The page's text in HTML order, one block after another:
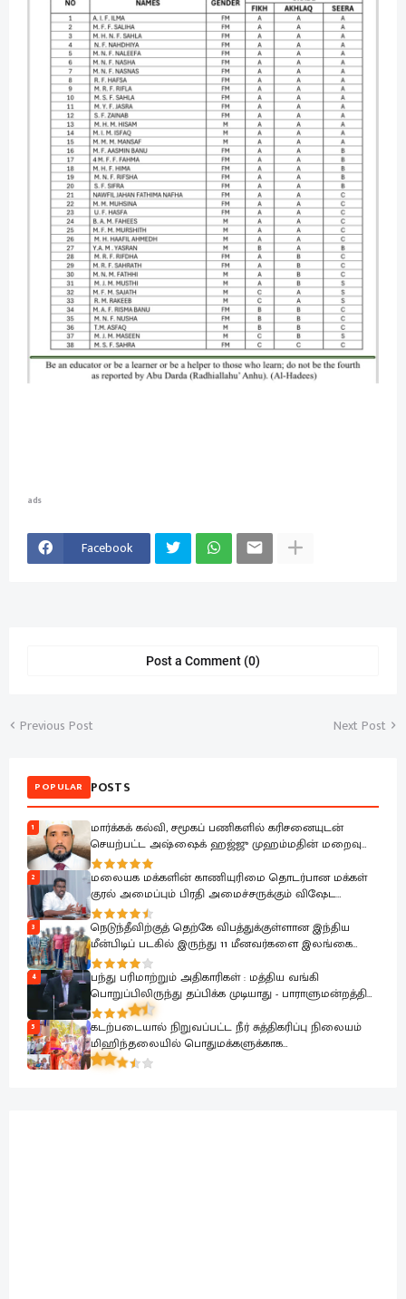
ads
Facebook
Post a Comment (0)
Previous Post Next Post
POPULAR POSTS
1
மார்க்கக் கல்வி, சமூகப் பணிகளில் கரிசனையுடன்
செயற்பட்ட அஷ்ஷைக் ஹஜ்ஜு முஹம்மதின் மறைவு
பேரிழப்பாகும்; அம்பாறை மாவட்ட ஜம்இய்யத்துல் உலமா
ஆழ்ந்த கவலை.!
2
மலையக மக்களின் காணியுரிமை தொடர்பான மக்கள்
குரல் அமைப்பும் பிரதி அமைச்சருக்கும் விஷேட
கலந்துரையாடல்
3
நெடுந்தீவிற்குத் தெற்கே விபத்துக்குள்ளான இந்திய
மீன்பிடிப் படகில் இருந்து 11 மீனவர்களை இலங்கை
கடற்படை பாதுகாப்பாக மீட்டது
4
பந்து பரிமாற்றும் அதிகாரிகள் : மத்திய வங்கி
பொறுப்பிலிருந்து தப்பிக்க முடியாது - பாராளுமன்றத்தில்
ரவூப் ஹக்கீம் ஆவேசம்
5
கடற்படையால் நிறுவப்பட்ட நீர் சுத்திகரிப்பு நிலையம்
மிஹிந்தலையில் பொதுமக்களுக்காக
கையளிக்கப்பட்டது